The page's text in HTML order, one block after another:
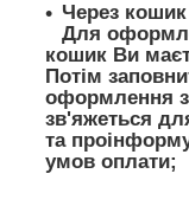
Через кошик
Для
кошик Ви
Потім
оформлення
зв'яжеться
та
умов оплати;